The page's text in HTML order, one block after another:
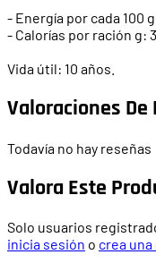
- Energía por cada 100
- Calorías por ración g:
Vida útil: 10 años.
Valoraciones De
Todavía no hay reseñas
Valora Este
Solo usuarios
inicia sesión o crea